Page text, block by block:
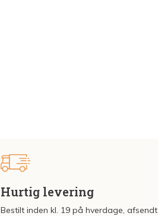
Hurtig levering
Bestilt inden kl. 19 på hverdage, afsendt